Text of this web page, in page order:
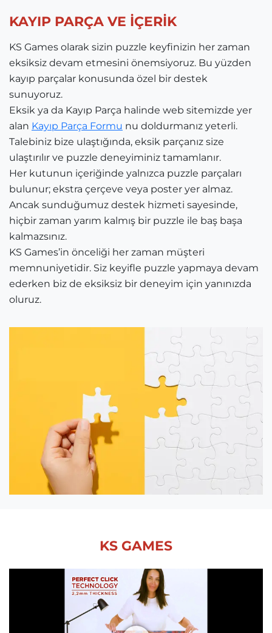
KAYIP PARÇA VE İÇERİK
KS Games olarak sizin puzzle keyfinizin her zaman
eksiksiz devam etmesini önemsiyoruz. Bu yüzden
kayıp parçalar konusunda özel bir destek
sunuyoruz.
Eksik ya da Kayıp Parça halinde web sitemizde yer
alan Kayıp Parça Formu nu doldurmanız yeterli.
Talebiniz bize ulaştığında, eksik parçanız size
ulaştırılır ve puzzle deneyiminiz tamamlanır.
Her kutunun içeriğinde yalnızca puzzle parçaları
bulunur; ekstra çerçeve veya poster yer almaz.
Ancak sunduğumuz destek hizmeti sayesinde,
hiçbir zaman yarım kalmış bir puzzle ile baş başa
kalmazsınız.
KS Games’in önceliği her zaman müşteri
memnuniyetidir. Siz keyifle puzzle yapmaya devam
ederken biz de eksiksiz bir deneyim için yanınızda
oluruz.
KS GAMES